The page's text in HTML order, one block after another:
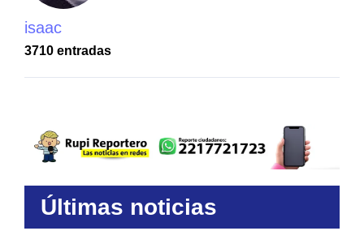
isaac
3710 entradas
Últimas noticias